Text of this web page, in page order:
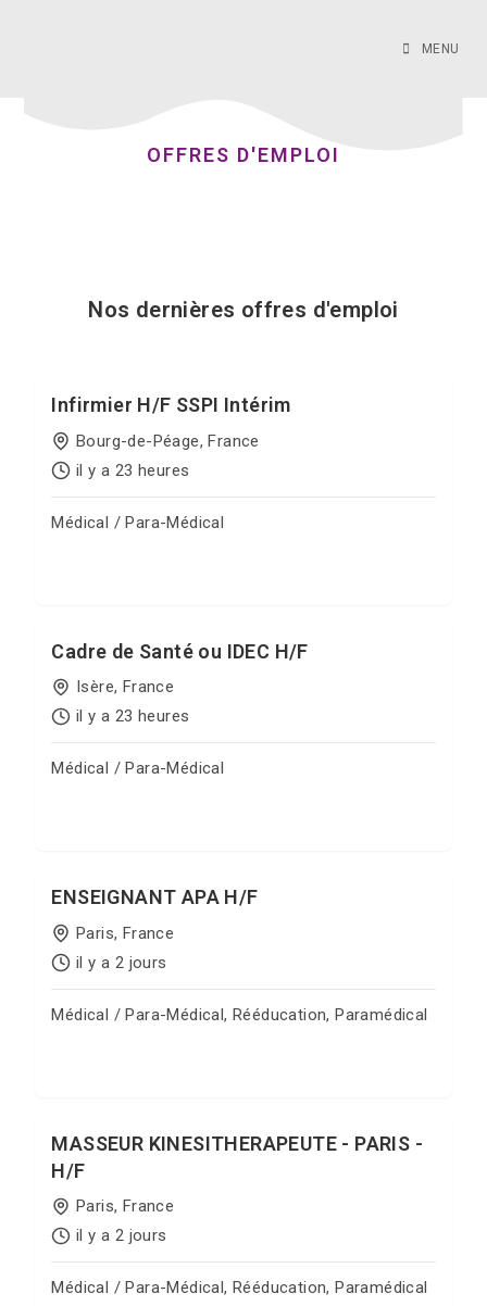
MENU
OFFRES D'EMPLOI
Nos dernières offres d'emploi
Infirmier H/F SSPI Intérim
Bourg-de-Péage, France
il y a 23 heures
Médical / Para-Médical
Cadre de Santé ou IDEC H/F
Isère, France
il y a 23 heures
Médical / Para-Médical
ENSEIGNANT APA H/F
Paris, France
il y a 2 jours
Médical / Para-Médical, Rééducation, Paramédical
MASSEUR KINESITHERAPEUTE - PARIS -
H/F
Paris, France
il y a 2 jours
Médical / Para-Médical, Rééducation, Paramédical